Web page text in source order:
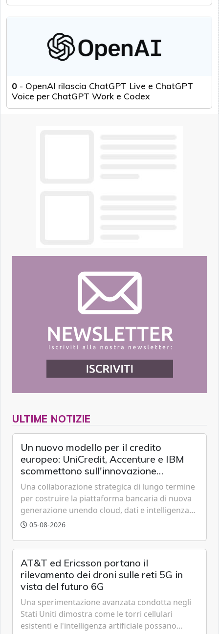
0 - OpenAI rilascia ChatGPT Live e ChatGPT
Voice per ChatGPT Work e Codex
ULTIME NOTIZIE
Un nuovo modello per il credito
europeo: UniCredit, Accenture e IBM
scommettono sull'innovazione
tecnologica
Una collaborazione strategica di lungo termine
per costruire la piattaforma bancaria di nuova
generazione unendo cloud, dati e intelligenza
artificiale.
05-08-2026
AT&T ed Ericsson portano il
rilevamento dei droni sulle reti 5G in
vista del futuro 6G
Una sperimentazione avanzata condotta negli
Stati Uniti dimostra come le torri cellulari
esistenti e l'intelligenza artificiale possano